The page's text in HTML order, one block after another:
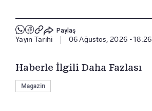
Paylaş
Yayın Tarihi 06 Ağustos, 2026 - 18:26
Haberle İlgili Daha Fazlası
Magazin